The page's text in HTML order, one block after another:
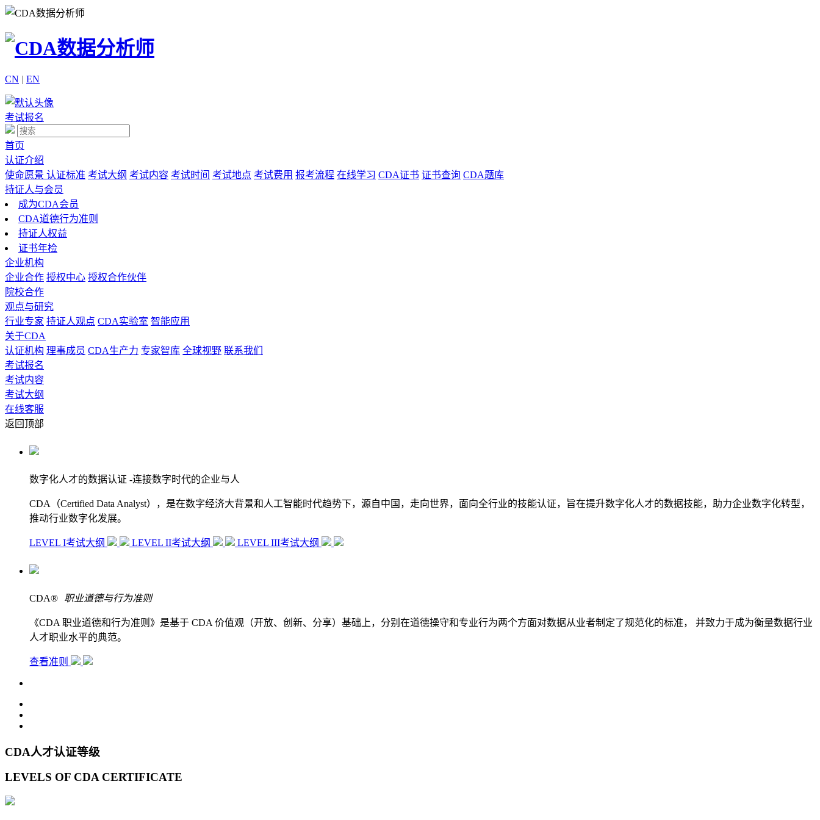
CN | EN
考试报名
首页
认证介绍
使命愿景 认证标准 考试大纲 考试内容 考试时间 考试地点 考试费用 报考流程 在线学习 CDA证书 证书查询 CDA题库
持证人与会员
成为CDA会员
CDA道德行为准则
持证人权益
证书年检
企业机构
企业合作 授权中心 授权合作伙伴
院校合作
观点与研究
行业专家 持证人观点 CDA实验室 智能应用
关于CDA
认证机构 理事成员 CDA生产力 专家智库 全球视野 联系我们
考试报名
考试内容
考试大纲
在线客服
返回顶部
数字化人才的数据认证 -连接数字时代的企业与人
CDA（Certified Data Analyst），是在数字经济大背景和人工智能时代趋势下，源自中国，走向世界，面向全行业的技能认证，旨在提升数字化人才的数据技能，助力企业数字化转型，
推动行业数字化发展。
LEVEL I考试大纲 LEVEL II考试大纲 LEVEL III考试大纲
CDA® 职业道德与行为准则
《CDA 职业道德和行为准则》是基于 CDA 价值观（开放、创新、分享）基础上，分别在道德操守和专业行为两个方面对数据从业者制定了规范化的标准， 并致力于成为衡量数据行业
人才职业水平的典范。
查看准则
CDA人才认证等级
LEVELS OF CDA CERTIFICATE